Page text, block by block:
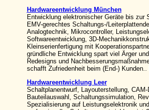
Hardwareentwicklung München
Entwicklung elektronischer Geräte bis zur
EMV-gerechtes Schaltungs-/
Analogtechnik, Mikrocontroller,
Softwareentwicklung, 3D-
Kleinserienfertigung mit
gründliche Entwicklung spart viel Ärger
Redesigns und
schafft Zufriedenheit beim (End-) Kunden..
Hardwareentwicklung Leer
Schaltplanentwurf, Layouterstellung, CAM-
Bauteilauswahl, Schaltungssimulation,
Spezialisierung auf Leistungselektronik